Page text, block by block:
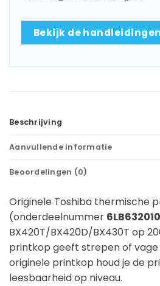
Bekijk de
Beschrijving
Aanvullende informatie
Beoordelingen (0)
Originele Toshiba thermische
(onderdeelnummer
BX420T/BX420D/BX430T op
printkop geeft strepen of
originele printkop houd je de
leesbaarheid op niveau.